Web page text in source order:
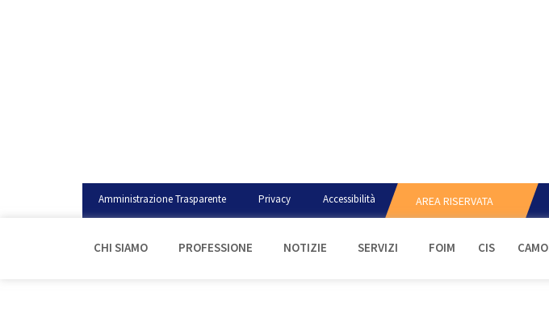
Amministrazione Trasparente Privacy Accessibilità AREA RISERVATA
CHI SIAMO PROFESSIONE NOTIZIE SERVIZI FOIM CIS